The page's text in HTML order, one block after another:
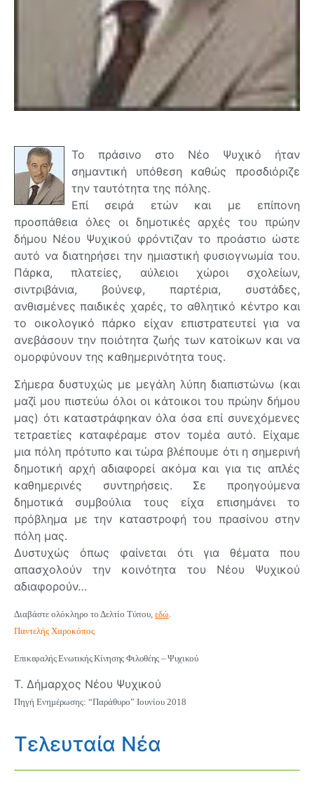
Το πράσινο στο Νέο Ψυχικό ήταν
σημαντική υπόθεση καθώς προσδιόριζε
την ταυτότητα της πόλης.
Επί σειρά ετών και με επίπονη
προσπάθεια όλες οι δημοτικές αρχές του πρώην
δήμου Νέου Ψυχικού φρόντιζαν το προάστιο ώστε
αυτό να διατηρήσει την ημιαστική φυσιογνωμία του.
Πάρκα, πλατείες, αύλειοι χώροι σχολείων,
σιντριβάνια, βούνεφ, παρτέρια, συστάδες,
ανθισμένες παιδικές χαρές, το αθλητικό κέντρο και
το οικολογικό πάρκο είχαν επιστρατευτεί για να
ανεβάσουν την ποιότητα ζωής των κατοίκων και να
ομορφύνουν της καθημερινότητα τους.
Σήμερα δυστυχώς με μεγάλη λύπη διαπιστώνω (και
μαζί μου πιστεύω όλοι οι κάτοικοι του πρώην δήμου
μας) ότι καταστράφηκαν όλα όσα επί συνεχόμενες
τετραετίες καταφέραμε στον τομέα αυτό. Είχαμε
μια πόλη πρότυπο και τώρα βλέπουμε ότι η σημερινή
δημοτική αρχή αδιαφορεί ακόμα και για τις απλές
καθημερινές συντηρήσεις. Σε προηγούμενα
δημοτικά συμβούλια τους είχα επισημάνει το
πρόβλημα με την καταστροφή του πρασίνου στην
πόλη μας.
Δυστυχώς όπως φαίνεται ότι για θέματα που
απασχολούν την κοινότητα του Νέου Ψυχικού
αδιαφορούν…
Διαβάστε ολόκληρο το Δελτίο Τύπου, εδώ.
Παντελής Χαροκόπος
Επικεφαλής Ενωτικής Κίνησης Φιλοθέης – Ψυχικού
Τ. Δήμαρχος Νέου Ψυχικού
Πηγή Ενημέρωσης: “Παράθυρο” Ιουνίου 2018
Τελευταία Νέα